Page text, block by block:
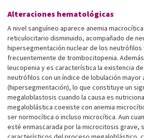
Alteraciones hematológicas
A nivel sanguíneo aparece anemia
reticulocitario disminuido, acompañado de
hipersegmentación nuclear de los neutrófilos
frecuentemente de trombocitopenia.
leucopenia y es característica la existencia
neutrófilos con un índice de lobulación mayor
(hipersegmentación), lo que constituye un
megaloblastosis cuando la causa es
megaloblástica coexiste con anemia
ser normocítica o incluso microcítica. Aun
esté enmascarada por la microcitosis grave,